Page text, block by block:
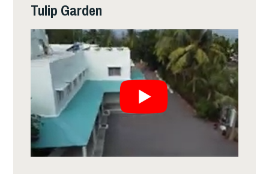
Tulip Garden